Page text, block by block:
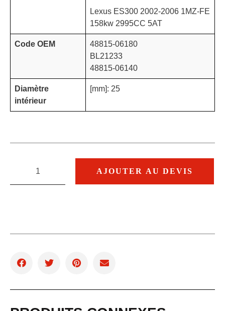
Lexus ES300 2002-2006 1MZ-FE
158kw 2995CC 5AT
Code OEM
48815-06180
BL21233
48815-06140
Diamètre
intérieur
[mm]: 25
AJOUTER AU DEVIS